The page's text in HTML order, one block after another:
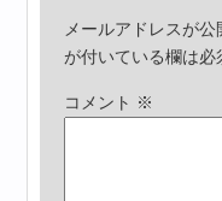
メールアドレスが公
が付いている欄は必
コメント ※